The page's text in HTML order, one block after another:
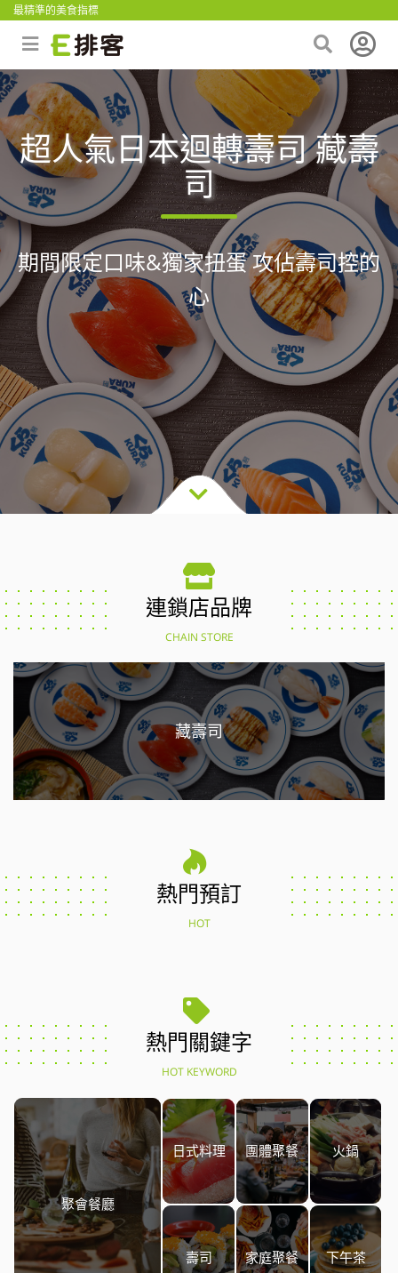
最精準的美食指標
超人氣日本迴轉壽司 藏壽
司
期間限定口味&獨家扭蛋 攻佔壽司控的
心
連鎖店品牌
CHAIN STORE
藏壽司
熱門預訂
HOT
熱門關鍵字
HOT KEYWORD
聚會餐廳
日式料理 團體聚餐 火鍋
壽司 家庭聚餐 下午茶